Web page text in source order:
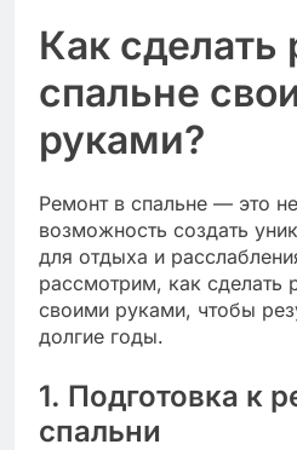
Как сделать
спальне
руками?
Ремонт в спальне — это
возможность создать
для отдыха и
рассмотрим, как сделать
своими руками, чтобы
долгие годы.
1. Подготовка к
спальни